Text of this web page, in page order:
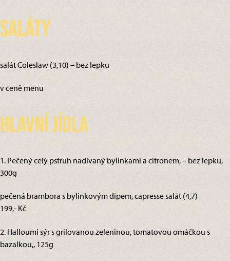
Saláty
salát Coleslaw (3,10) – bez lepku
v ceně menu
Hlavní jídla
1. Pečený celý pstruh nadívaný bylinkami a citronem, – bez lepku,
300g
pečená brambora s bylinkovým dipem, capresse salát (4,7)
199,- Kč
2. Halloumi sýr s grilovanou zeleninou, tomatovou omáčkou s
bazalkou,, 125g